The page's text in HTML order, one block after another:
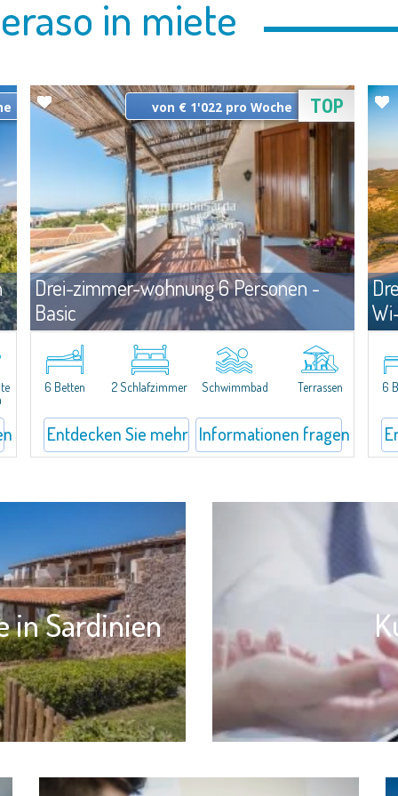
in miete
Drei-zimmer-wohnung 6 Personen -
Basic
Capo Ceraso Miete
Drei-zimmer-wohnung 6 Personen - Basic mit großer externer
bewohnbarer Veranda, im Erdgeschoss oder im Obergeschoss.
Bestehend aus Wohnzimmer mit Kochnische und Bettsofa,
TOP
von € 1'022 pro Woche
6 Betten 2 Schlafzimmer Schwimmbad Terrassen
Entdecken Sie mehr Informationen fragen
6
in Sardinien